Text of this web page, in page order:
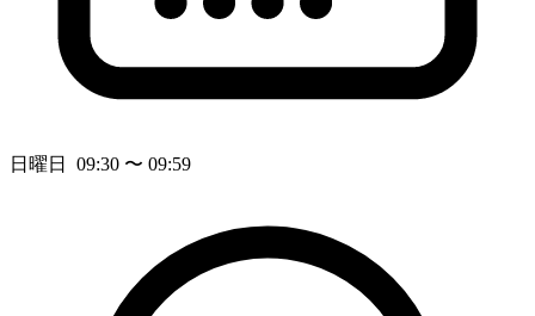
日曜日 09:30 〜 09:59